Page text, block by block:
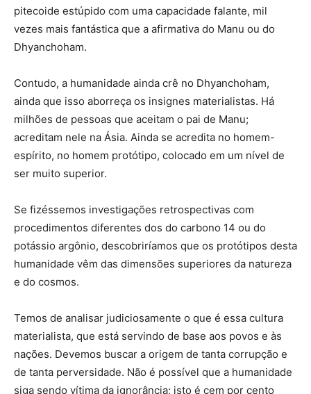
pitecoide estúpido com uma capacidade falante, mil
vezes mais fantástica que a afirmativa do Manu ou do
Dhyanchoham.
Contudo, a humanidade ainda crê no Dhyanchoham,
ainda que isso aborreça os insignes materialistas. Há
milhões de pessoas que aceitam o pai de Manu;
acreditam nele na Ásia. Ainda se acredita no homem-
espírito, no homem protótipo, colocado em um nível de
ser muito superior.
Se fizéssemos investigações retrospectivas com
procedimentos diferentes dos do carbono 14 ou do
potássio argônio, descobriríamos que os protótipos desta
humanidade vêm das dimensões superiores da natureza
e do cosmos.
Temos de analisar judiciosamente o que é essa cultura
materialista, que está servindo de base aos povos e às
nações. Devemos buscar a origem de tanta corrupção e
de tanta perversidade. Não é possível que a humanidade
siga sendo vítima da ignorância; isto é cem por cento